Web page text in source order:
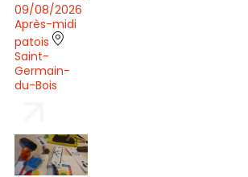
09/08/2026
Après-midi
patois
Saint-
Germain-
du-Bois